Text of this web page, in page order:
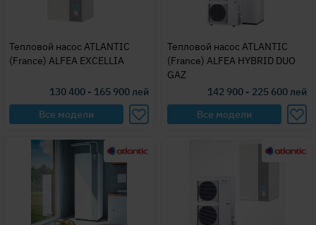
Тепловой насос ATLANTIC
(France) ALFEA EXCELLIA
130 400 - 165 900лей
Все модели
Тепловой насос ATLANTIC
(France) ALFEA HYBRID DUO
GAZ
142 900 - 225 600лей
Все модели